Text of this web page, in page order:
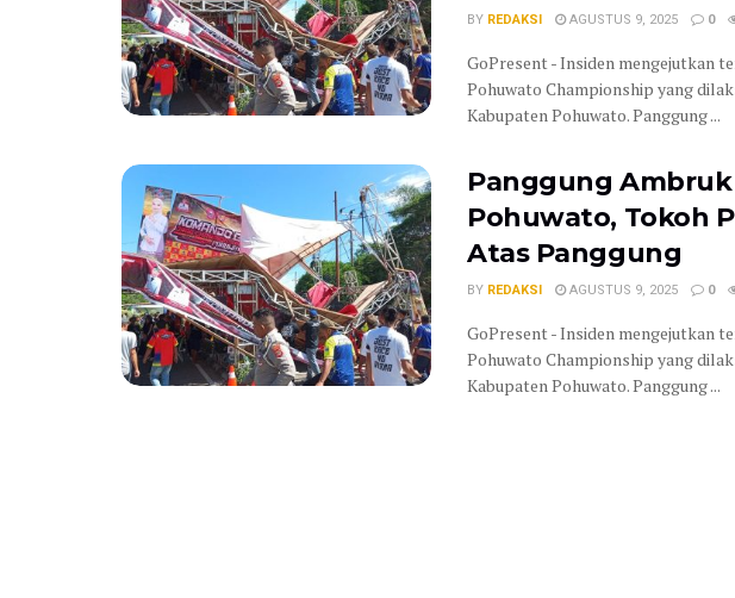
BY REDAKSI AGUSTUS 9, 2025 0
GoPresent - Insiden mengejutkan
Pohuwato Championship yang
Kabupaten Pohuwato. Panggung ...
Panggung Ambruk
Pohuwato, Tokoh
Atas Panggung
BY REDAKSI AGUSTUS 9, 2025 0
GoPresent - Insiden mengejutkan
Pohuwato Championship yang
Kabupaten Pohuwato. Panggung ...